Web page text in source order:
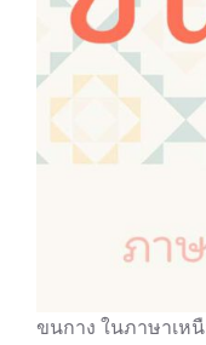
ขนกาง ในภาษาเห